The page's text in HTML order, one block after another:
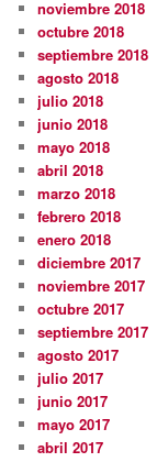
noviembre 2018
octubre 2018
septiembre 2018
agosto 2018
julio 2018
junio 2018
mayo 2018
abril 2018
marzo 2018
febrero 2018
enero 2018
diciembre 2017
noviembre 2017
octubre 2017
septiembre 2017
agosto 2017
julio 2017
junio 2017
mayo 2017
abril 2017